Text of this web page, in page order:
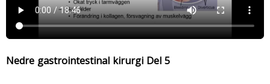
Nedre gastrointestinal kirurgi Del 5